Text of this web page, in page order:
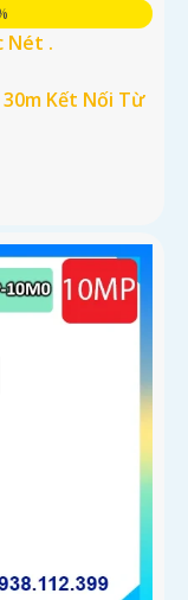
Nét .
Kết Nối Từ